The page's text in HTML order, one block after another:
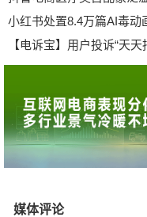
小红书处置8.4万篇AI毒
媒体评论